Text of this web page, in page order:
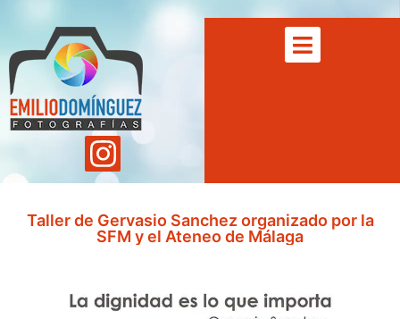
Taller de Gervasio Sanchez organizado por la
SFM y el Ateneo de Málaga